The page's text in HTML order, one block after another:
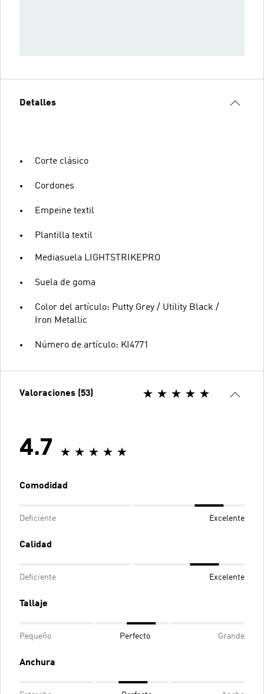
Detalles
Corte clásico
Cordones
Empeine textil
Plantilla textil
Mediasuela LIGHTSTRIKEPRO
Suela de goma
Color del artículo: Putty Grey / Utility Black /
Iron Metallic
Número de artículo: KI4771
Valoraciones (53)
4.7
Comodidad
Deficiente Excelente
Calidad
Deficiente Excelente
Tallaje
Pequeño Perfecto Grande
Anchura